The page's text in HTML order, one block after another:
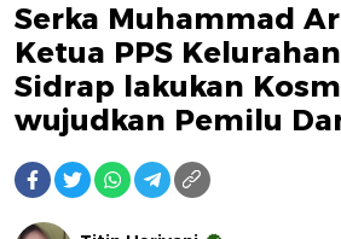
Serka Muhammad
Ketua PPS
Sidrap lakukan
wujudkan Pemilu